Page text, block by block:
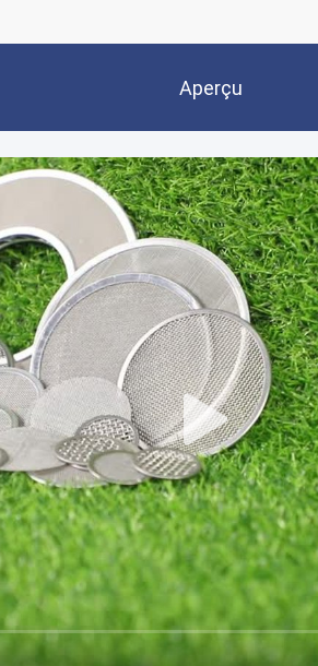
Aperçu